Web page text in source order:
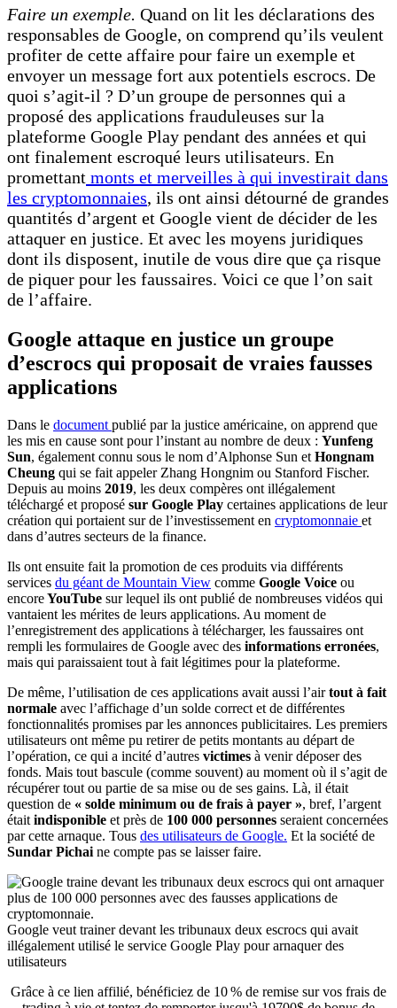
Faire un exemple. Quand on lit les déclarations des
responsables de Google, on comprend qu’ils veulent
profiter de cette affaire pour faire un exemple et
envoyer un message fort aux potentiels escrocs. De
quoi s’agit-il ? D’un groupe de personnes qui a
proposé des applications frauduleuses sur la
plateforme Google Play pendant des années et qui
ont finalement escroqué leurs utilisateurs. En
promettant monts et merveilles à qui investirait dans
les cryptomonnaies, ils ont ainsi détourné de grandes
quantités d’argent et Google vient de décider de les
attaquer en justice. Et avec les moyens juridiques
dont ils disposent, inutile de vous dire que ça risque
de piquer pour les faussaires. Voici ce que l’on sait
de l’affaire.
Google attaque en justice un groupe
d’escrocs qui proposait de vraies fausses
applications
Dans le document publié par la justice américaine, on apprend que
les mis en cause sont pour l’instant au nombre de deux : Yunfeng
Sun, également connu sous le nom d’Alphonse Sun et Hongnam
Cheung qui se fait appeler Zhang Hongnim ou Stanford Fischer.
Depuis au moins 2019, les deux compères ont illégalement
téléchargé et proposé sur Google Play certaines applications de leur
création qui portaient sur de l’investissement en cryptomonnaie et
dans d’autres secteurs de la finance.
Ils ont ensuite fait la promotion de ces produits via différents
services du géant de Mountain View comme Google Voice ou
encoreYouTube sur lequel ils ont publié de nombreuses vidéos qui
vantaient les mérites de leurs applications. Au moment de
l’enregistrement des applications à télécharger, les faussaires ont
rempli les formulaires de Google avec des informations erronées,
mais qui paraissaient tout à fait légitimes pour la plateforme.
De même, l’utilisation de ces applications avait aussi l’airtout à fait
normale avec l’affichage d’un solde correct et de différentes
fonctionnalités promises par les annonces publicitaires. Les premiers
utilisateurs ont même pu retirer de petits montants au départ de
l’opération, ce qui a incité d’autres victimes à venir déposer des
fonds. Mais tout bascule (comme souvent) au moment où il s’agit de
récupérer tout ou partie de sa mise ou de ses gains. Là, il était
question de « solde minimum ou de frais à payer », bref, l’argent
était indisponible et près de 100 000 personnes seraient concernées
par cette arnaque. Tous des utilisateurs de Google. Et la société de
Sundar Pichai ne compte pas se laisser faire.
Google veut trainer devant les tribunaux deux escrocs qui avait
illégalement utilisé le service Google Play pour arnaquer des
utilisateurs
Grâce à ce lien affilié, bénéficiez de 10 % de remise sur vos frais de